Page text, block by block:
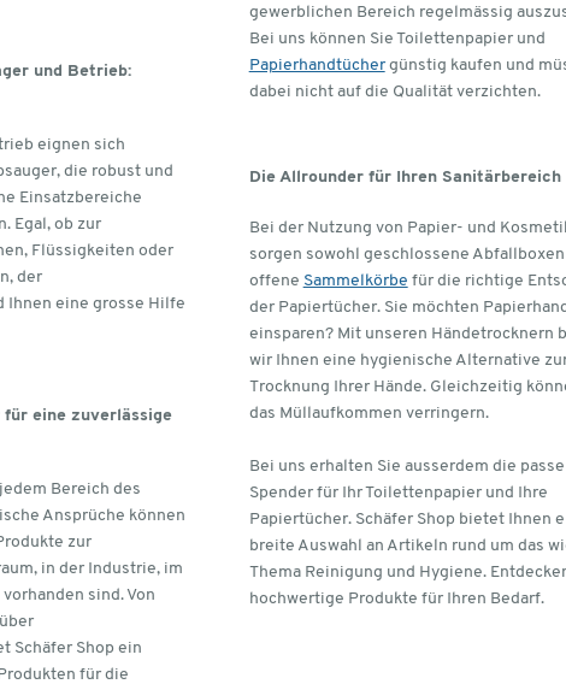
und Betrieb:
eignen sich
die robust und
Einsatzbereiche
Egal, ob zur
Flüssigkeiten oder
der
Ihnen eine grosse Hilfe
für eine zuverlässige
Bereich des
Ansprüche können
zur
in der Industrie, im
sind. Von
Schäfer Shop ein
für die
gewerblichen Bereich regelmässig
Bei uns können Sie Toilettenpapier und
Papierhandtüchergünstig kaufen und
dabei nicht auf die Qualität verzichten.
Die Allrounder für Ihren Sanitärbereich
Bei der Nutzung von Papier- und
sorgen sowohl geschlossene Abfallboxen
offene Sammelkörbe für die richtige
der Papiertücher. Sie möchten
einsparen? Mit unseren Händetrocknern
wir Ihnen eine hygienische Alternative
Trocknung Ihrer Hände. Gleichzeitig
das Müllaufkommen verringern.
Bei uns erhalten Sie ausserdem die
Spender für Ihr Toilettenpapier und Ihre
Papiertücher. Schäfer Shop bietet Ihnen
breite Auswahl an Artikeln rund um das
Thema Reinigung und Hygiene.
hochwertige Produkte für Ihren Bedarf.